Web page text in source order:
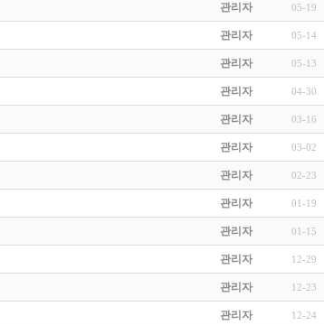
관리자 05-19
관리자 05-14
관리자 05-13
관리자 04-30
관리자 03-16
관리자 03-02
관리자 02-23
관리자 01-19
관리자 01-15
관리자 12-29
관리자 12-23
관리자 12-24